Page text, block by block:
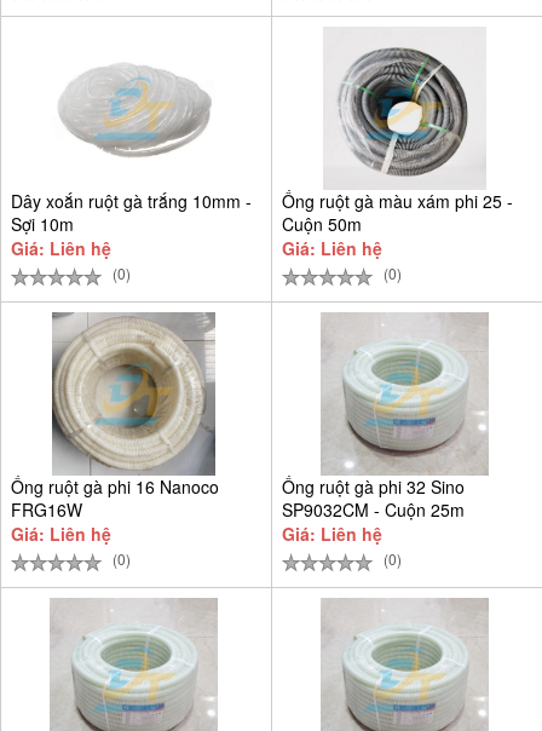
Dây xoắn ruột gà trắng 10mm -
Sợi 10m
Giá: Liên hệ
(0)
Ống ruột gà màu xám phi 25 -
Cuộn 50m
Giá: Liên hệ
(0)
Ống ruột gà phi 16 Nanoco
FRG16W
Giá: Liên hệ
(0)
Ống ruột gà phi 32 Sino
SP9032CM - Cuộn 25m
Giá: Liên hệ
(0)